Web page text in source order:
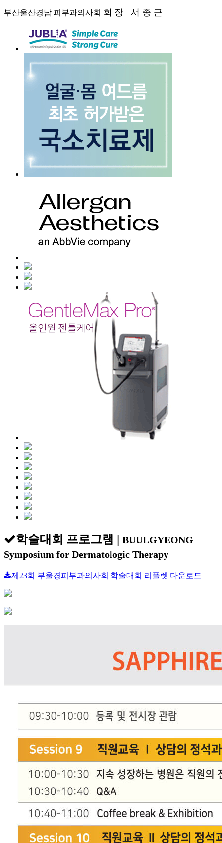
부산울산경남 피부과의사회 회 장 서 종 근
학술대회 프로그램 | BUULGYEONG
Symposium for Dermatologic Therapy
제23회 부울경피부과의사회 학술대회 리플렛 다운로드